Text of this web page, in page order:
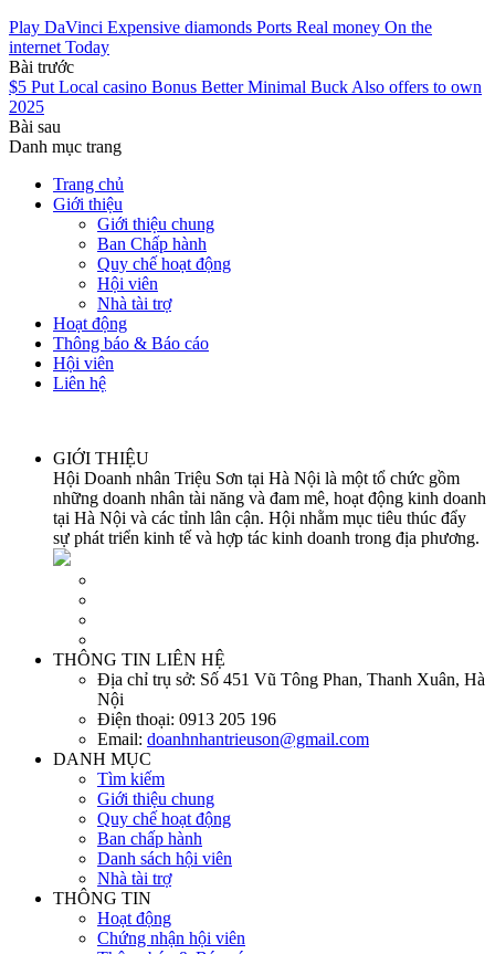
Play DaVinci Expensive diamonds Ports Real money On the
internet Today
Bài trước
$5 Put Local casino Bonus Better Minimal Buck Also offers to own
2025
Bài sau
Danh mục trang
Trang chủ
Giới thiệu
Giới thiệu chung
Ban Chấp hành
Quy chế hoạt động
Hội viên
Nhà tài trợ
Hoạt động
Thông báo & Báo cáo
Hội viên
Liên hệ
GIỚI THIỆU
Hội Doanh nhân Triệu Sơn tại Hà Nội là một tổ chức gồm
những doanh nhân tài năng và đam mê, hoạt động kinh doanh
tại Hà Nội và các tỉnh lân cận. Hội nhằm mục tiêu thúc đẩy
sự phát triển kinh tế và hợp tác kinh doanh trong địa phương.
THÔNG TIN LIÊN HỆ
Địa chỉ trụ sở: Số 451 Vũ Tông Phan, Thanh Xuân, Hà
Nội
Điện thoại: 0913 205 196
Email: doanhnhantrieuson@gmail.com
DANH MỤC
Tìm kiếm
Giới thiệu chung
Quy chế hoạt động
Ban chấp hành
Danh sách hội viên
Nhà tài trợ
THÔNG TIN
Hoạt động
Chứng nhận hội viên